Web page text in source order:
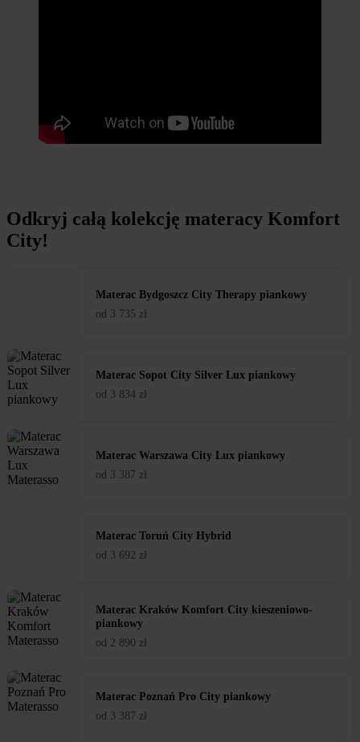
Odkryj całą kolekcję materacy Komfort
City!
Materac Bydgoszcz City Therapy piankowy
od 3 735 zł
Materac Sopot City Silver Lux piankowy
od 3 834 zł
Materac Warszawa City Lux piankowy
od 3 387 zł
Materac Toruń City Hybrid
od 3 692 zł
Materac Kraków Komfort City kieszeniowo-
piankowy
od 2 890 zł
Materac Poznań Pro City piankowy
od 3 387 zł